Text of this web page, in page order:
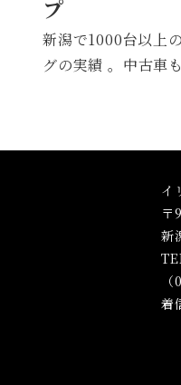
プ
新潟で1000台以上
グの実績 。中古車
イ
〒
新
着